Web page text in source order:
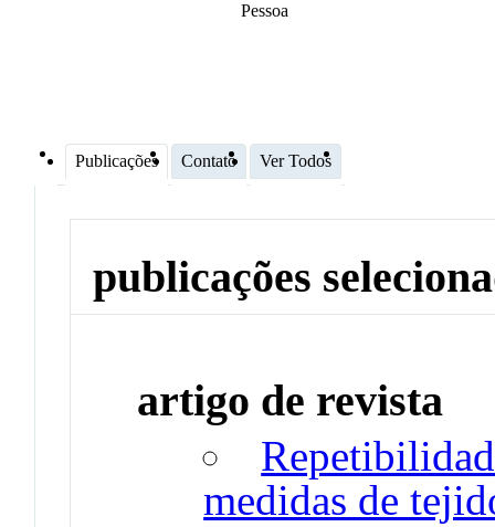
Pessoa
Publicações Contato Ver Todos
publicações
artigo de revista
medidas de